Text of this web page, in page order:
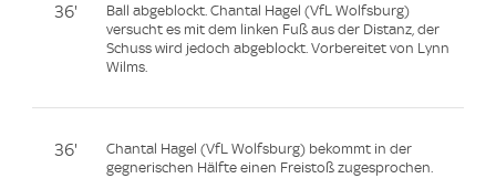
36'
Ball abgeblockt. Chantal Hagel (VfL Wolfsburg)
versucht es mit dem linken Fuß aus der Distanz, der
Schuss wird jedoch abgeblockt. Vorbereitet von Lynn
Wilms.
36'
Chantal Hagel (VfL Wolfsburg) bekommt in der
gegnerischen Hälfte einen Freistoß zugesprochen.